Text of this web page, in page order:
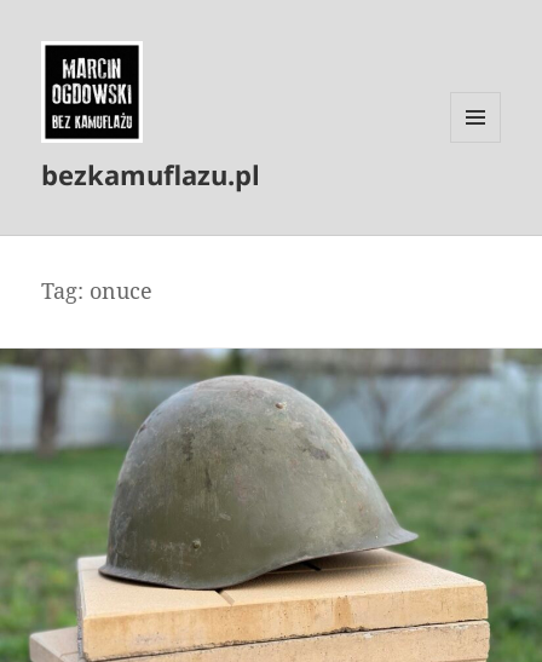
bezkamuflazu.pl
Tag: onuce